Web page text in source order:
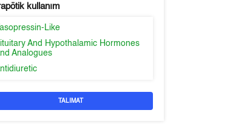
kullanım
Like
And Hypothalamic Hormones
Analogues
TALIMAT